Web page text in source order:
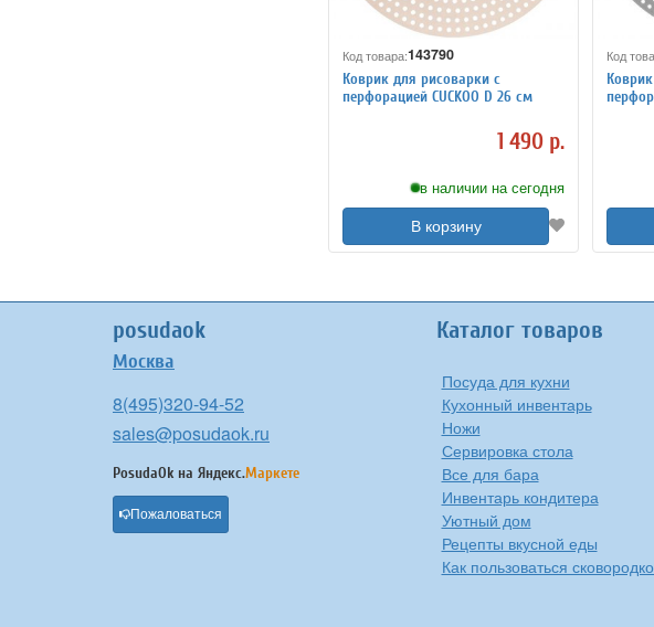
Код товара:143790
Коврик для рисоварки с
перфорацией CUCKOO D 26 см
1 490 р.
в наличии на сегодня
В корзину
Код
posudaok
Москва
8(495)320-94-52
sales@posudaok.ru
PosudaOk на Яндекс.Маркете
Пожаловаться
Каталог товаров
Посуда для кухни
Кухонный инвентарь
Ножи
Сервировка стола
Все для бара
Инвентарь кондитера
Уютный дом
Рецепты вкусной еды
Как пользоваться